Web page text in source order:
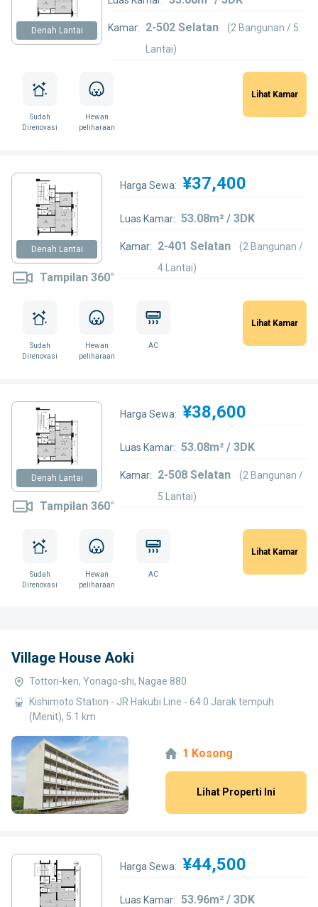
Denah Lantai Kamar: 2-502 Selatan
(2 Bangunan / 5
Lantai)
Sudah
Direnovasi
Hewan
peliharaan
Lihat Kamar
Denah Lantai
Tampilan 360°
Harga Sewa: ¥37,400
Luas Kamar: 53.08m² / 3DK
Kamar: 2-401 Selatan
(2 Bangunan /
4 Lantai)
Sudah
Direnovasi
Hewan
peliharaan
AC
Lihat Kamar
Denah Lantai
Tampilan 360°
Harga Sewa: ¥38,600
Luas Kamar: 53.08m² / 3DK
Kamar: 2-508 Selatan
(2 Bangunan /
5 Lantai)
Sudah
Direnovasi
Hewan
peliharaan
AC
Lihat Kamar
Village House Aoki
Tottori-ken, Yonago-shi, Nagae 880
Kishimoto Station - JR Hakubi Line - 64.0 Jarak tempuh
(Menit), 5.1 km
1 Kosong
Lihat Properti Ini
Harga Sewa: ¥44,500
Luas Kamar: 53.96m² / 3DK